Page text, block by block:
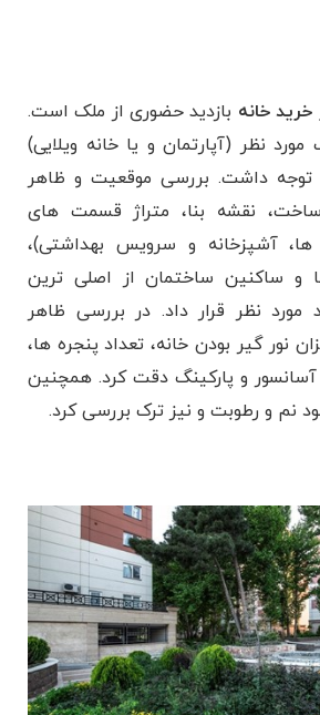
خانه بازدید حضوری از ملک است.
مورد نظر (آپارتمان و یا خانه ویلایی)
توجه داشت. بررسی موقعیت و ظاهر
ساخت، نقشه بنا، متراژ قسمت های
ها، آشپزخانه و سرویس بهداشتی)،
و ساکنین ساختمان از اصلی ترین
مورد نظر قرار داد. در بررسی ظاهر
نور گیر بودن خانه، تعداد پنجره ها،
آسانسور و پارکینگ دقت کرد. همچنین
نم و رطوبت و نیز ترک بررسی کرد.